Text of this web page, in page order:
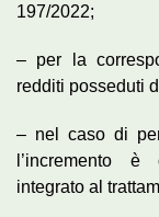
197/2022;
– per la
redditi posseduti
– nel caso di
l’incremento è
integrato al